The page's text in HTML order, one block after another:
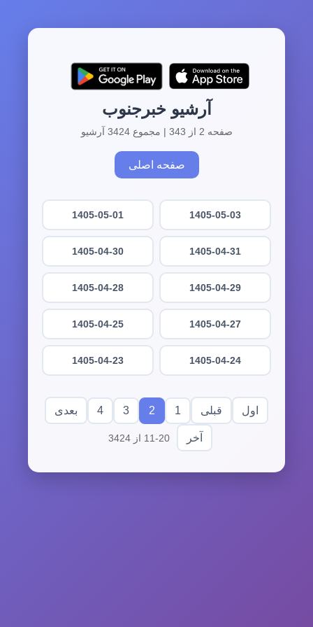
آرشیو خبرجنوب
صفحه 2 از 343 | مجموع 3424 آرشیو
صفحه اصلی
1405-05-03
1405-05-01
1405-04-31
1405-04-30
1405-04-29
1405-04-28
1405-04-27
1405-04-25
1405-04-24
1405-04-23
اول قبلی 1
2
3
4 بعدی
آخر 11-20 از 3424